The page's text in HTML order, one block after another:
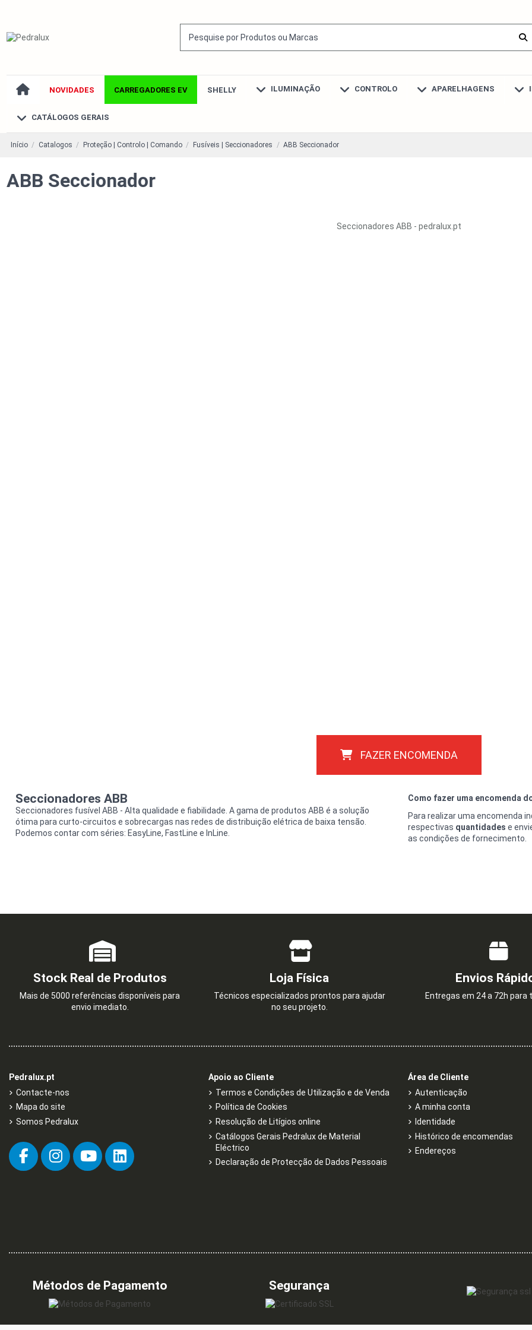
NOVIDADES CARREGADORES EV SHELLY ILUMINAÇÃO CONTROLO APARELHAGENS
CATÁLOGOS GERAIS
Início Catalogos Proteção | Controlo | Comando Fusíveis | Seccionadores ABB Seccionador
ABB Seccionador
Seccionadores ABB - pedralux.pt
FAZER ENCOMENDA
Seccionadores ABB
Seccionadores fusível ABB - Alta qualidade e fiabilidade. A gama de produtos ABB é a solução
ótima para curto-circuitos e sobrecargas nas redes de distribuição elétrica de baixa tensão.
Podemos contar com séries: EasyLine, FastLine e InLine.
Como fazer uma encomenda
Para realizar uma encomenda
respectivas quantidades e
as condições de fornecimento.
Stock Real de Produtos
Mais de 5000 referências disponíveis para
envio imediato.
Loja Física
Técnicos especializados prontos para ajudar
no seu projeto.
Envios
Entregas em 24 a 72h para
Pedralux.pt
Contacte-nos
Mapa do site
Somos Pedralux
Apoio ao Cliente
Termos e Condições de Utilização e de Venda
Política de Cookies
Resolução de Litígios online
Catálogos Gerais Pedralux de Material
Eléctrico
Declaração de Protecção de Dados Pessoais
Área de Cliente
Autenticação
A minha conta
Identidade
Histórico de encomendas
Endereços
Métodos de Pagamento Segurança